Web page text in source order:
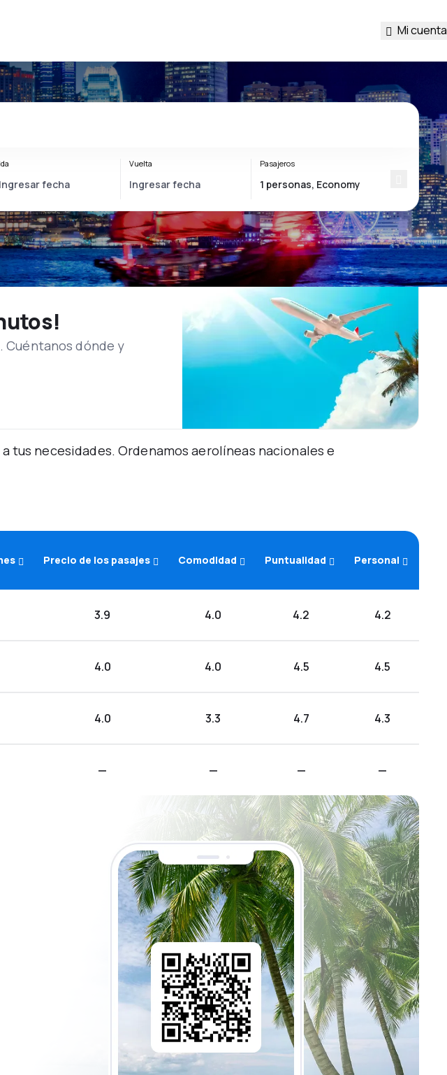
Mi cuenta
Ida Vuelta Pasajeros
Cuéntanos dónde y
tus necesidades. Ordenamos aerolíneas nacionales e
Precio de los pasajes Comodidad Puntualidad Personal
3.9 4.0 4.2 4.2
4.0 4.0 4.5 4.5
4.0 3.3 4.7 4.3
— — — —